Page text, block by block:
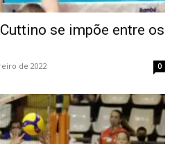
se impõe entre os
de 2022 0